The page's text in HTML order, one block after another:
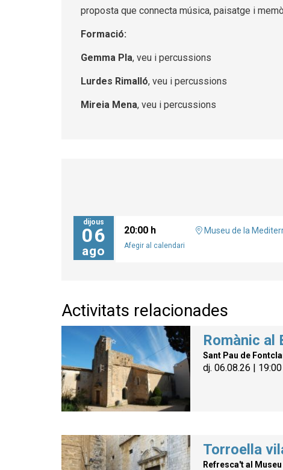
proposta que connecta música, paisatge i
Formació:
Gemma Pla, veu i percussions
Lurdes Rimalló, veu i percussions
Mireia Mena, veu i percussions
dijous
06
ago
20:00 h Museu de la
Afegir al calendari
Activitats relacionades
Romànic al
Sant Pau de
dj. 06.08.26 |
Torroella
Refresca't al Museu